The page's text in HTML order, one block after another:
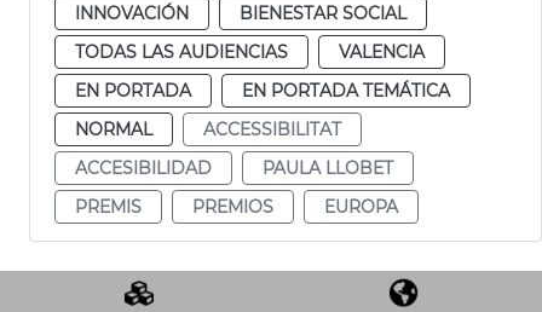
INNOVACIÓN
BIENESTAR SOCIAL
TODAS LAS AUDIENCIAS
VALENCIA
EN PORTADA
EN PORTADA TEMÁTICA
NORMAL
ACCESSIBILITAT
ACCESIBILIDAD
PAULA LLOBET
PREMIS
PREMIOS EUROPA